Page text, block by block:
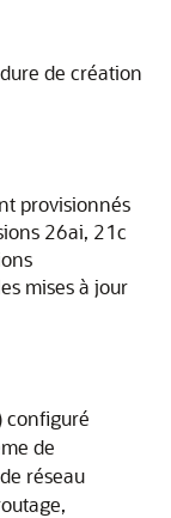
de création
provisionnés
26ai, 21c
mises à jour
configuré
de
réseau